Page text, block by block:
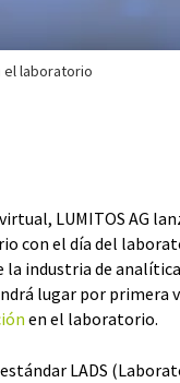
el laboratorio
LUMITOS AG
con el día del
la industria de
lugar por primera
en el laboratorio.
LADS